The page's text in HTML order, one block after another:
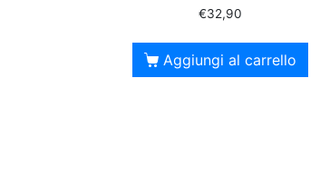
€32,90
Aggiungi al carrello